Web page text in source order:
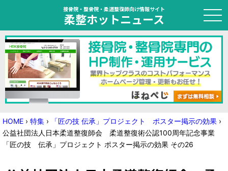
接骨院・整骨院・柔道整復師向け情報サイト
柔整ホットニュース
HOME
トピック
ニュース
特集
HOME › 特集 › 「匠の技 伝承」プロジェクト ポスター掲示の効果 ›
公益社団法人日本柔道整復師会 柔道整復術公認100周年記念事業
「匠の技 伝承」プロジェクト ポスター掲示の効果 その26